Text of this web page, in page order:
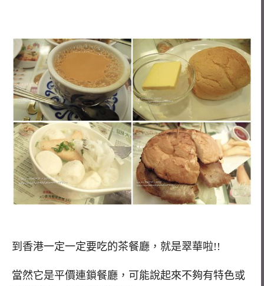
到香港一定一定要吃的茶餐廳，就是翠華啦!!
當然它是平價連鎖餐廳，可能說起來不夠有特色或